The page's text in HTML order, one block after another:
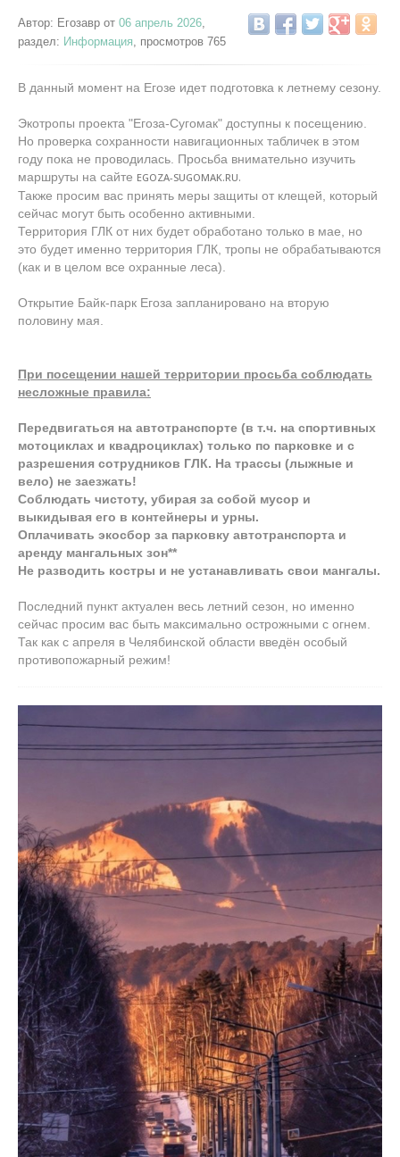
Автор: Егозавр от 06 апрель 2026
раздел: Информация , просмотров 765
В данный момент на Егозе идет подготовка к летнему сезону.
Экотропы проекта "Егоза-Сугомак" доступны к посещению.
Но проверка сохранности навигационных табличек в этом
году пока не проводилась. Просьба внимательно изучить
маршруты на сайте EGOZA-SUGOMAK.RU.
Также просим вас принять меры защиты от клещей, который
сейчас могут быть особенно активными.
Территория ГЛК от них будет обработано только в мае, но
это будет именно территория ГЛК, тропы не обрабатываются
(как и в целом все охранные леса).
Открытие Байк-парк Егоза запланировано на вторую
половину мая.
При посещении нашей территории просьба соблюдать
несложные правила:
Передвигаться на автотранспорте (в т.ч. на спортивных
мотоциклах и квадроциклах) только по парковке и с
разрешения сотрудников ГЛК. На трассы (лыжные и
вело) не заезжать!
Соблюдать чистоту, убирая за собой мусор и
выкидывая его в контейнеры и урны.
Оплачивать экосбор за парковку автотранспорта и
аренду мангальных зон**
Не разводить костры и не устанавливать свои мангалы.
Последний пункт актуален весь летний сезон, но именно
сейчас просим вас быть максимально острожными с огнем.
Так как с апреля в Челябинской области введён особый
противопожарный режим!